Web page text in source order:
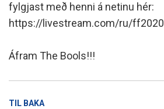
fylgjast með henni á netinu hér:
https://livestream.com/ru/ff2020
Áfram The Bools!!!
TIL BAKA